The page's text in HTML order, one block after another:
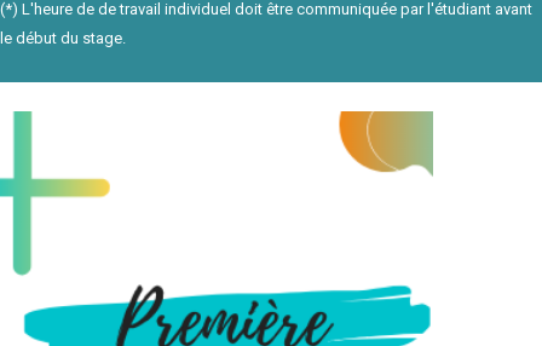
(*) L'heure de de travail individuel doit être communiquée par l'étudiant avant
le début du stage.